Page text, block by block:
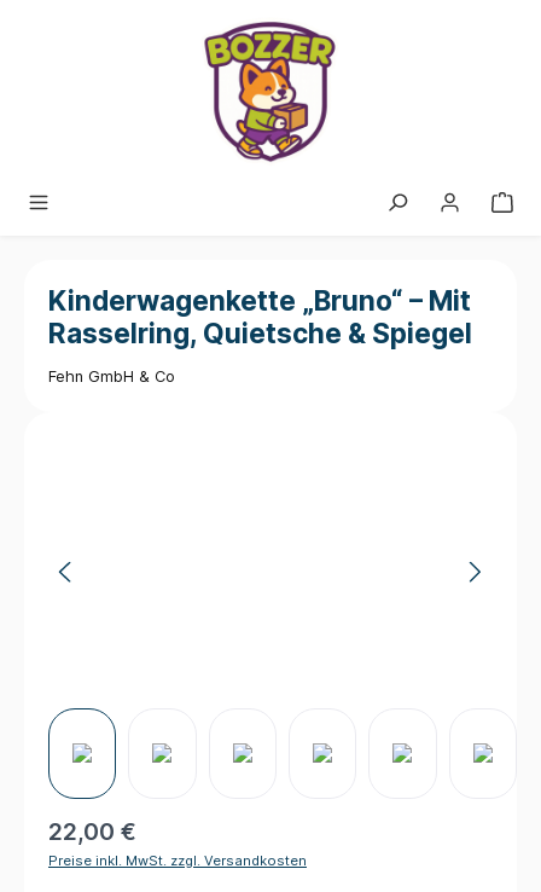
Kinderwagenkette „Bruno“ – Mit
Rasselring, Quietsche & Spiegel
Fehn GmbH & Co
22,00 €
Preise inkl. MwSt. zzgl. Versandkosten